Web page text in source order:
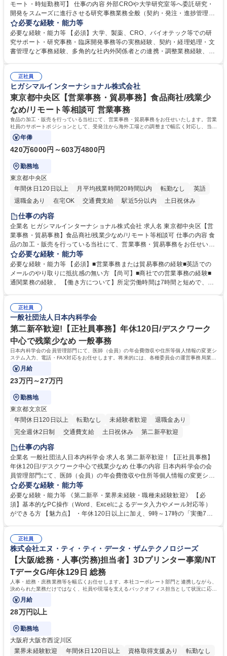
モート・時短勤務可】 仕事の内容 外部CROや大学研究室等へ委託研究・
開発をスムーズに進行させる研究事務業務全般（契約・発注・進捗管理・
ドキュメント整備等）CRO・大学等との契約手続き補助（NDA・委託・
共同研究契約等の進行・記録管理） ■見積取得、発注、検収、請求処理等
の事務手続き ■委託先との定例会議の調整・アジェンダ準備・議事録作成
■研究報告書、試験関連資料、SOP等の整備・版管理・保管 ■研究開発の
他研究開発に関わる総務・庶務 募集職種 研究事務【フルリモート・時短
勤務可】
必要な経験・能力等
必要な経験・能力等 【必須】大学、製薬、CRO、バイオテック等での研
究サポート・研究事務・臨床開発事務等の実務経験、契約・経理処理・文
書管理など事務経験、多角的な社内外関係者との連携・調整業務経験、基
ル対応力 【働き方について】フルリモートやハイブリッド勤務、時短勤務
など個々のライフスタイルに応じた柔軟な働き方が可能です。育児や介護
との両立も応援します。 学歴・資格 学歴：大学院 大学 語学力： 資格：
正社員
ヒガシマルインターナショナル株式会社
東京都中央区【営業事務・貿易事務】食品商社/残業少
なめ/リモート等相談可 営業事務
食品の加工・販売を行っている当社にて、営業事務・貿易事務をお任せいたします。営業
社員のサポートポジションとして、受発注から海外工場との調整まで幅広く対応し、当社
事業の根幹を支えていただきます。
年俸
420万6000円～603万4800円
勤務地
東京都中央区
年間休日120日以上
月平均残業時間20時間以内 転勤なし
英語
退職金あり
在宅OK 交通費支給 駅近5分以内 土日祝休み
仕事の内容
企業名 ヒガシマルインターナショナル株式会社 求人名 東京都中央区【営
業事務・貿易事務】食品商社/残業少なめ/リモート等相談可 仕事の内容 食
品の加工・販売を行っている当社にて、営業事務・貿易事務をお任せいた
します。営業社員のサポートポジションとして、受発注から海外工場との
調整まで幅広く対応し、当社事業の根幹を支えていただきます。 ■受発注
業務、請求書発行 ■海外工場とのスケジュール調整 ■在庫管理 ■輸入書類
の確認・作成 ■配送手配 ■通関業者を通して行う輸出入業全般 ■倉庫との
ルプロデュースしているため、商品に関わる全ての業務をサポート頂きま
す。 募集職種 東京都中央区【営業事務・貿易事務】食品商社/残業少なめ/
リモート等相談可
必要な経験・能力等
必要な経験・能力等 【必須】■営業事務または貿易事務の経験■英語での
メールのやり取りに抵抗感の無い方 【尚可】■商社での営業事務の経験■
通関業務の経験。 【働き方について】所定労働時間は7時間と短めで、残
の強み】1991年の設立以来、外食産業を中心としたお客様の多様なニー
ズに沿った冷凍水産物等の生産・輸入・販売を一貫して手掛けています。
自社工場と海外拠点の強固な連携によるワンストップサービスが最大の強
みです。 学歴・資格 学歴：大学院 大学 語学力：英語 資格：
正社員
一般社団法人日本内科学会
第二新卒歓迎!【正社員事務】年休120日/デスクワーク
中心で残業少なめ 一般事務
日本内科学会の会員管理部門にて、医師（会員）の年会費徴収や住所等個人情報の変更シ
ステム入力、電話・FAX対応をお任せします。将来的には、各種委員会の運営事務局業務
などにも幅広く携わっていただきます。
月給
23万円～27万円
勤務地
東京都文京区
年間休日120日以上
転勤なし 未経験者歓迎
退職金あり
完全週休2日制
交通費支給 土日祝休み 第二新卒歓迎
仕事の内容
企業名 一般社団法人日本内科学会 求人名 第二新卒歓迎！【正社員事務】
年休120日/デスクワーク中心で残業少なめ 仕事の内容 日本内科学会の会
員管理部門にて、医師（会員）の年会費徴収や住所等個人情報の変更シス
テム入力、電話・FAX対応をお任せします。将来的には、各種委員会の運
営事務局業務などにも幅広く携わっていただきます。 【会員管理・データ
入力業務】 ・医師（会員）の住所変更、個人情報のシステム登録・更新
・年会費の徴収管理や入金データの照合確認 【問い合わせ対応】 ・会員
年休120日/デスクワーク中心で残業少なめ
必要な経験・能力等
必要な経験・能力等 《第二新卒・業界未経験・職種未経験歓迎》 【必
須】基本的なPC操作（Word、Excelによるデータ入力やメール対応等）
ができる方 【魅力点】 ・年休120日以上に加え、9時～17時の「実働7時
整、資料作成、当日の運営サポート 学歴・資格 学歴：大学院 大学 語学
力： 資格：
正社員
株式会社エヌ・ティ・ティ・データ・ザムテクノロジーズ
【大阪/総務・人事(労務)担当者】3Dプリンター事業/NT
TデータG/年休129日 総務
人事・総務・庶務業務等を幅広くお任せします。本社コーポレート部門と連携しながら、
決められた業務だけではなく、社員や現場を支えるバックオフィス担当として状況に応じ
て柔軟に対応いただくことを期待します。
月給
28万円以上
勤務地
大阪府大阪市西淀川区
業界未経験歓迎
年間休日120日以上 資格取得支援あり
転勤なし